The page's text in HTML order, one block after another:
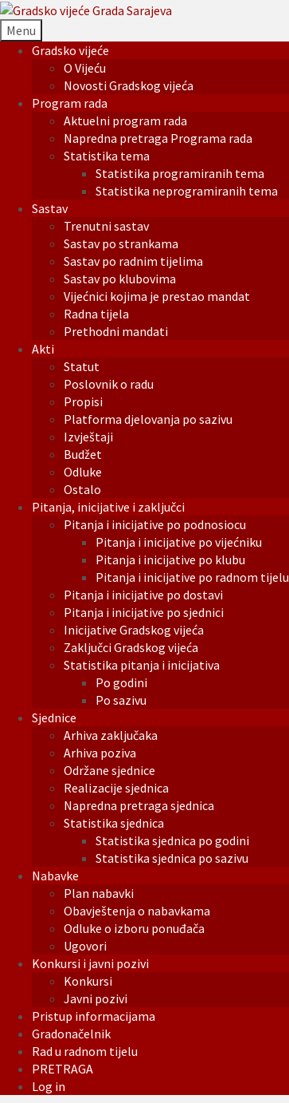
Menu
Gradsko vijeće
O Vijeću
Novosti Gradskog vijeća
Program rada
Aktuelni program rada
Napredna pretraga Programa rada
Statistika tema
Statistika programiranih tema
Statistika neprogramiranih tema
Sastav
Trenutni sastav
Sastav po strankama
Sastav po radnim tijelima
Sastav po klubovima
Vijećnici kojima je prestao mandat
Radna tijela
Prethodni mandati
Akti
Statut
Poslovnik o radu
Propisi
Platforma djelovanja po sazivu
Izvještaji
Budžet
Odluke
Ostalo
Pitanja, inicijative i zaključci
Pitanja i inicijative po podnosiocu
Pitanja i inicijative po vijećniku
Pitanja i inicijative po klubu
Pitanja i inicijative po radnom tijelu
Pitanja i inicijative po dostavi
Pitanja i inicijative po sjednici
Inicijative Gradskog vijeća
Zaključci Gradskog vijeća
Statistika pitanja i inicijativa
Po godini
Po sazivu
Sjednice
Arhiva zaključaka
Arhiva poziva
Održane sjednice
Realizacije sjednica
Napredna pretraga sjednica
Statistika sjednica
Statistika sjednica po godini
Statistika sjednica po sazivu
Nabavke
Plan nabavki
Obavještenja o nabavkama
Odluke o izboru ponuđača
Ugovori
Konkursi i javni pozivi
Konkursi
Javni pozivi
Pristup informacijama
Gradonačelnik
Rad u radnom tijelu
PRETRAGA
Log in